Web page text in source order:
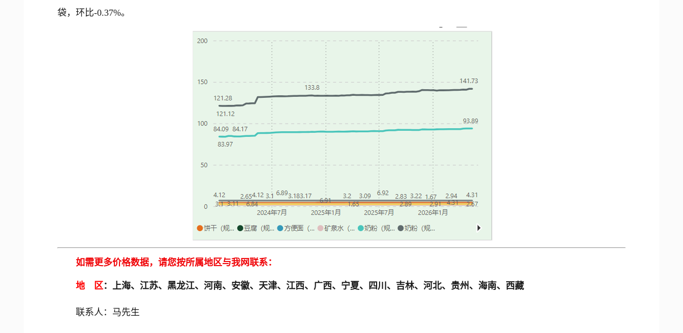
袋，环比-0.37%。
如需更多价格数据，请您按所属地区与我网联系：
地 区：上海、江苏、黑龙江、河南、安徽、天津、江西、广西、宁夏、四川、吉林、河北、贵州、海南、西藏
联系人：马先生